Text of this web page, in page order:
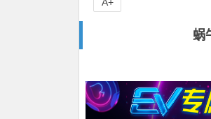
蜗
A+